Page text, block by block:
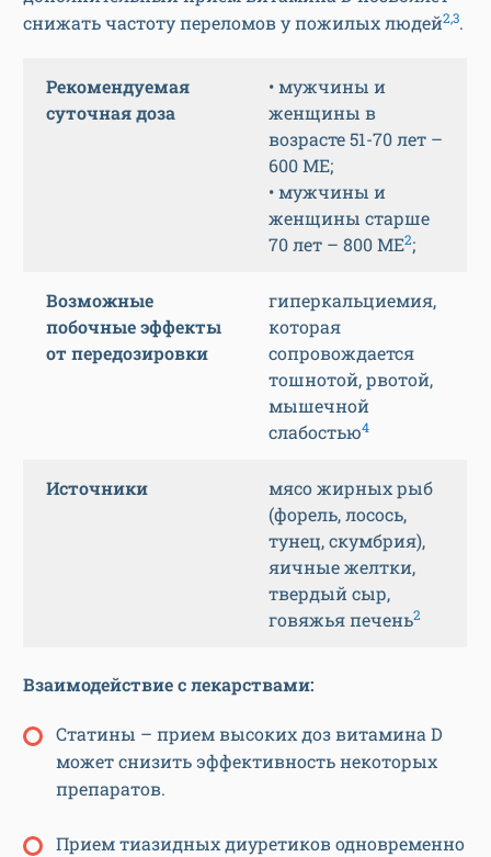
снижать частоту переломов у пожилых людей2,3.
Рекомендуемая
суточная доза
• мужчины и
женщины в
возрасте 51-70 лет –
600 МЕ;
• мужчины и
женщины старше
70 лет – 800 МЕ2;
Возможные
побочные эффекты
от передозировки
гиперкальциемия,
которая
сопровождается
тошнотой, рвотой,
мышечной
слабостью4
Источники
мясо жирных рыб
(форель, лосось,
тунец, скумбрия),
яичные желтки,
твердый сыр,
говяжья печень2
Взаимодействиес лекарствами:
Статины – прием высоких доз витамина D
может снизить эффективность некоторых
препаратов.
Прием тиазидных диуретиков одновременно